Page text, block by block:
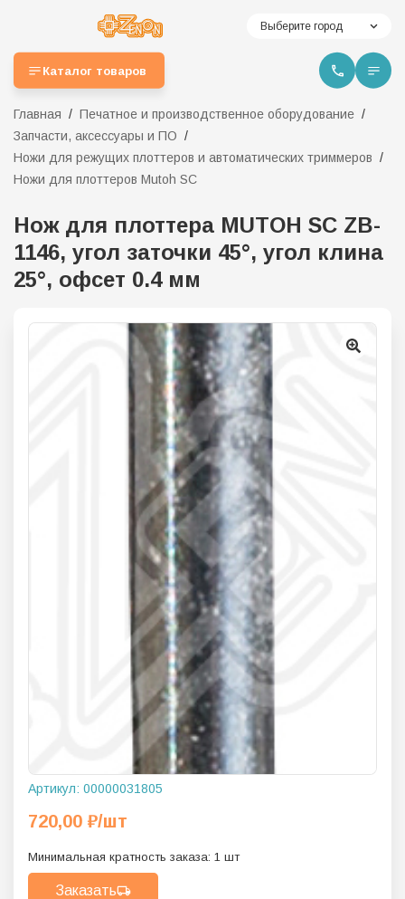
Выберите город
Каталог товаров
Главная
Печатное и производственное оборудование
Запчасти, аксессуары и ПО
Ножи для режущих плоттеров и автоматических триммеров
Ножи для плоттеров Mutoh SC
Нож для плоттера MUTOH SC ZB-
1146, угол заточки 45°, угол клина
25°, офсет 0.4 мм
Артикул: 00000031805
720,00 ₽/шт
Минимальная кратность заказа: 1 шт
Заказать